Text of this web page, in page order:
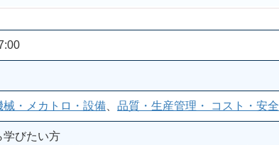
械・メカトロ・設備 品質・生産管理・ コスト・安全
学びたい方